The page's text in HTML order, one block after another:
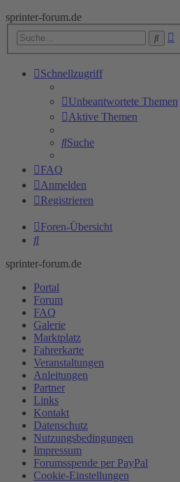
sprinter-forum.de
Suche
Schnellzugriff
Unbeantwortete Themen
Aktive Themen
Suche
FAQ
Anmelden
Registrieren
Foren-Übersicht
Suche
sprinter-forum.de
Portal
Forum
FAQ
Galerie
Marktplatz
Fahrerkarte
Veranstaltungen
Anleitungen
Partner
Links
Kontakt
Datenschutz
Nutzungsbedingungen
Impressum
Forumsspende per PayPal
Cookie-Einstellungen